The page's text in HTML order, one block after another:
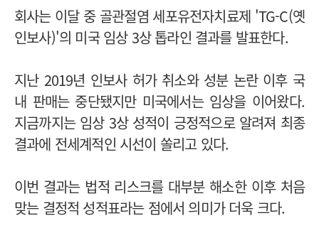
회사는 이달 중 골관절염 세포유전자치료제 'TG-C(옛
인보사)'의 미국 임상 3상 톱라인 결과를 발표한다.
지난 2019년 인보사 허가 취소와 성분 논란 이후 국
내 판매는 중단됐지만 미국에서는 임상을 이어왔다.
지금까지는 임상 3상 성적이 긍정적으로 알려져 최종
결과에 전세계적인 시선이 쏠리고 있다.
이번 결과는 법적 리스크를 대부분 해소한 이후 처음
맞는 결정적 성적표라는 점에서 의미가 더욱 크다.